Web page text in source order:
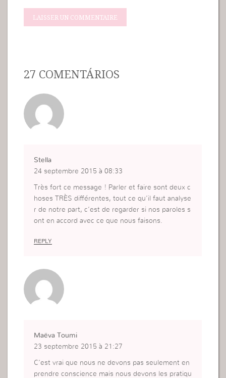
27 COMENTÁRIOS
Stella
24 septembre 2015 à 08:33
Très fort ce message ! Parler et faire sont deux c
hoses TRÈS différentes, tout ce qu’il faut analyse
r de notre part, c’est de regarder si nos paroles s
ont en accord avec ce que nous faisons.
REPLY
Maëva Toumi
23 septembre 2015 à 21:27
C’est vrai que nous ne devons pas seulement en
prendre conscience mais nous devons les pratiqu